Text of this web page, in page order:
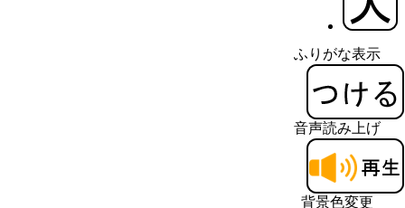
ふりがな表示
音声読み上げ
背景色変更